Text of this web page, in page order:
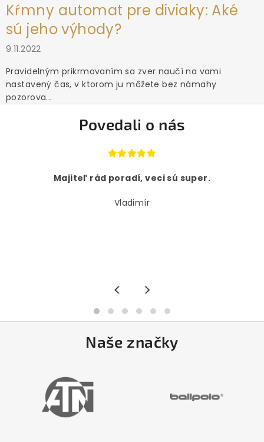
Kŕmny automat pre diviaky: Aké
sú jeho výhody?
9.11.2022
Pravidelným prikrmovaním sa zver naučí na vami
nastavený čas, v ktorom ju môžete bez námahy
pozorova...
Povedali o nás
Majiteľ rád poradí, veci sú super.
Vladimír
< >
Naše značky